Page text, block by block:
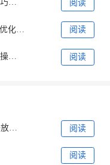
谷歌浏览器2025年夜间模式操作技巧实操 阅读
Google浏览器下载安装包安装环境优化教程 阅读
谷歌浏览器插件安装后权限管理实操教程 阅读
如何在 Chrome 中反转 YouTube 播放列表? 阅读
阅读